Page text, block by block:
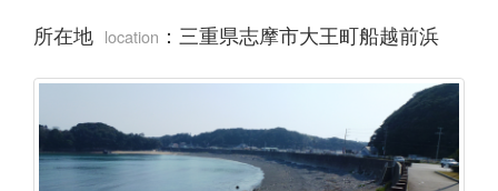
所在地 location ： 三重県志摩市大王町船越前浜